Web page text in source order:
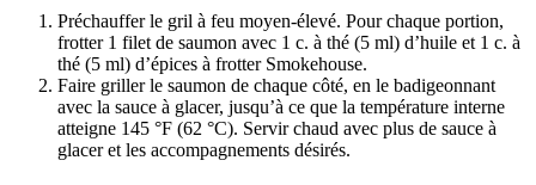
Préchauffer le gril à feu moyen-élevé. Pour chaque portion,
frotter 1 filet de saumon avec 1 c. à thé (5 ml) d’huile et 1 c. à
thé (5 ml) d’épices à frotter Smokehouse.
Faire griller le saumon de chaque côté, en le badigeonnant
avec la sauce à glacer, jusqu’à ce que la température interne
atteigne 145 °F (62 °C). Servir chaud avec plus de sauce à
glacer et les accompagnements désirés.